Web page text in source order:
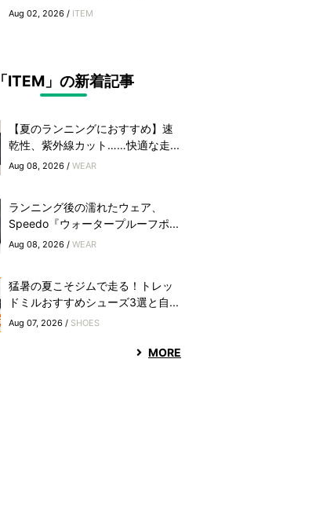
Aug 02, 2026 / ITEM
「ITEM」の新着記事
【夏のランニングにおすすめ】速
乾性、紫外線カット……快適な走...
Aug 08, 2026 / WEAR
ランニング後の濡れたウェア、
Speedo『ウォータープルーフポ...
Aug 08, 2026 / WEAR
猛暑の夏こそジムで走る！トレッ
ドミルおすすめシューズ3選と自...
Aug 07, 2026 / SHOES
MORE